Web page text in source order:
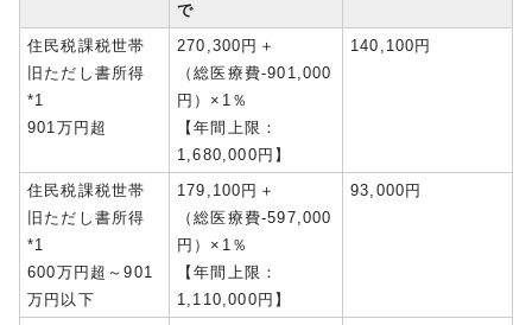
で
住民税課税世帯
旧ただし書所得
*1
901万円超
270,300円＋
（総医療費-901,000
円）×1％
【年間上限：
1,680,000円】
140,100円
住民税課税世帯
旧ただし書所得
*1
600万円超～901
万円以下
179,100円＋
（総医療費-597,000
円）×1％
【年間上限：
1,110,000円】
93,000円